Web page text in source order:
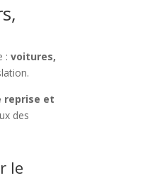
:voitures,
reprise et
des
le